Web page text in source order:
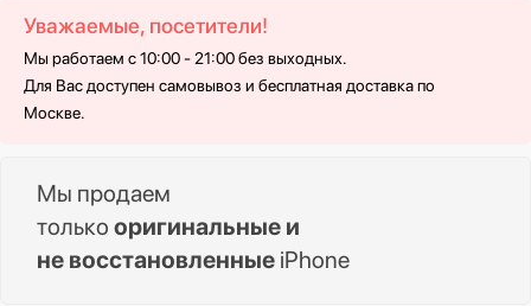
Уважаемые, посетители!
Мы работаем с 10:00 - 21:00 без выходных.
Для Вас доступен самовывоз и бесплатная доставка по
Москве.
Мы продаем
только оригинальные и
не восстановленные iPhone